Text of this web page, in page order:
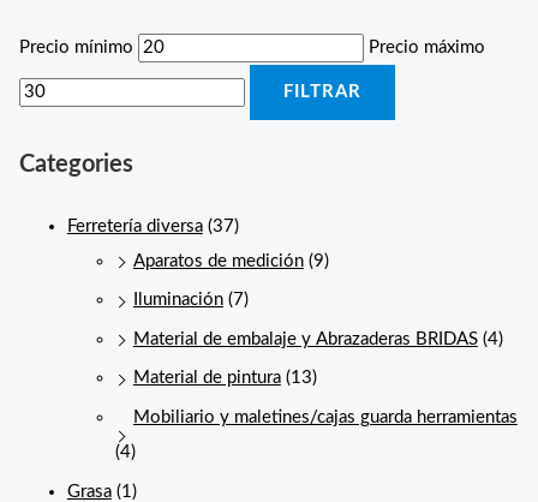
Precio mínimo Precio máximo
FILTRAR
Categories
Ferretería diversa (37)
Aparatos de medición (9)
Iluminación (7)
Material de embalaje y Abrazaderas BRIDAS (4)
Material de pintura (13)
Mobiliario y maletines/cajas guarda herramientas
(4)
Grasa (1)